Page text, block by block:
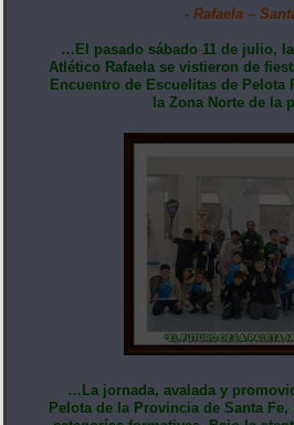
- Rafaela –
…El pasado sábado 11 de julio,
Atlético Rafaela se vistieron de
Encuentro de Escuelitas de Pelota
la Zona Norte de la
…La jornada, avalada y
Pelota de la Provincia de Santa